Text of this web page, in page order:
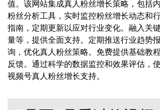
值。该网站集成真人粉丝增长策略，包括
粉丝分析工具，实时监控粉丝增长动态和
指南，定期更新以应对行业变化。融入关
量等，提供全面支持。定期推送行业趋势
询，优化真人粉丝策略。免费提供基础教
反馈。通过科学的数据监控和效果评估，
视频号真人粉丝增长支持。